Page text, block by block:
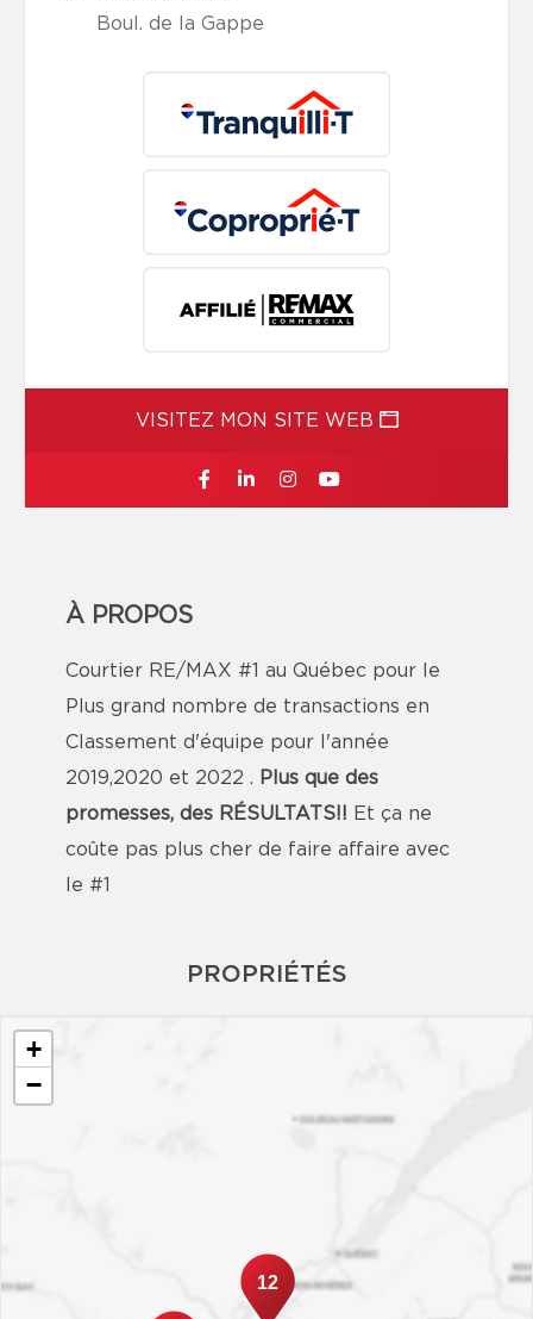
Boul. de la Gappe
VISITEZ MON SITE WEB
À PROPOS
Courtier RE/MAX #1 au Québec pour le
Plus grand nombre de transactions en
Classement d'équipe pour l'année
2019,2020 et 2022 . Plus que des
promesses, des RÉSULTATS!! Et ça ne
coûte pas plus cher de faire affaire avec
le #1
PROPRIÉTÉS
12
+
−